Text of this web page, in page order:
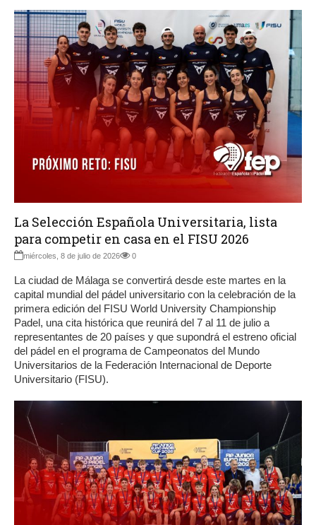
La Selección Española Universitaria, lista
para competir en casa en el FISU 2026
miércoles, 8 de julio de 2026 0
La ciudad de Málaga se convertirá desde este martes en la
capital mundial del pádel universitario con la celebración de la
primera edición del FISU World University Championship
Padel, una cita histórica que reunirá del 7 al 11 de julio a
representantes de 20 países y que supondrá el estreno oficial
del pádel en el programa de Campeonatos del Mundo
Universitarios de la Federación Internacional de Deporte
Universitario (FISU).